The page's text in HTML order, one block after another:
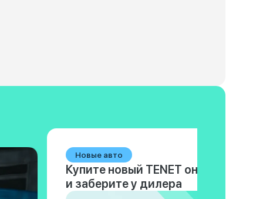
Новые авто
Купите новый TENET онлайн
и заберите у дилера